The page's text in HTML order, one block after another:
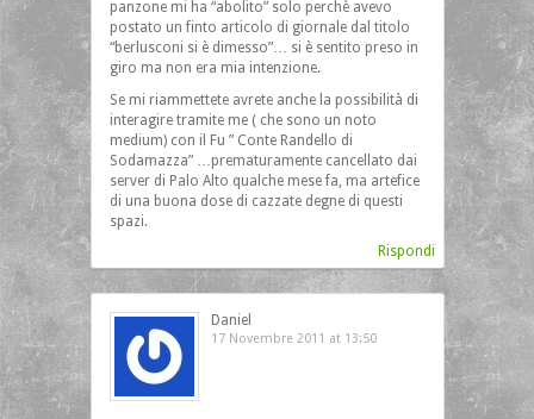
panzone mi ha “abolito” solo perchè avevo
postato un finto articolo di giornale dal titolo
“berlusconi si è dimesso”… si è sentito preso in
giro ma non era mia intenzione.
Se mi riammettete avrete anche la possibilità di
interagire tramite me ( che sono un noto
medium) con il Fu ” Conte Randello di
Sodamazza” …prematuramente cancellato dai
server di Palo Alto qualche mese fa, ma artefice
di una buona dose di cazzate degne di questi
spazi.
Rispondi
Daniel
17 Novembre 2011 at 13:50